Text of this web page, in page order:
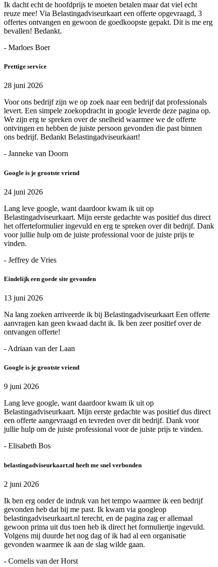
Ik dacht echt de hoofdprijs te moeten betalen maar dat viel echt
reuze mee! Via Belastingadviseurkaart een offerte opgevraagd, 3
offertes ontvangen en gewoon de goedkoopste gepakt. Dit is me erg
bevallen! Bedankt.
- Marloes Boer
Prettige service
28 juni 2026
Voor ons bedrijf zijn we op zoek naar een bedrijf dat professionals
levert. Een simpele zoekopdracht in google leverde deze pagina op.
We zijn erg te spreken over de snelheid waarmee we de offerte
ontvingen en hebben de juiste persoon gevonden die past binnen
ons bedrijf. Bedankt Belastingadviseurkaart!
- Janneke van Doorn
Google is je grootste vriend
24 juni 2026
Lang leve google, want daardoor kwam ik uit op
Belastingadviseurkaart. Mijn eerste gedachte was positief dus direct
het offerteformulier ingevuld en erg te spreken over dit bedrijf. Dank
voor jullie hulp om de juiste professional voor de juiste prijs te
vinden.
- Jeffrey de Vries
Eindelijk een goede site gevonden
13 juni 2026
Na lang zoeken arriveerde ik bij Belastingadviseurkaart Een offerte
aanvragen kan geen kwaad dacht ik. Ik ben zeer positief over de
ontvangen offerte!
- Adriaan van der Laan
Google is je grootste vriend
9 juni 2026
Lang leve google, want daardoor kwam ik uit op
Belastingadviseurkaart. Mijn eerste gedachte was positief dus direct
een offerte aangevraagd en tevreden over dit bedrijf. Dank voor
jullie hulp om de juiste professional voor de juiste prijs te vinden.
- Elisabeth Bos
belastingadviseurkaart.nl heeft me snel verbonden
2 juni 2026
Ik ben erg onder de indruk van het tempo waarmee ik een bedrijf
gevonden heb dat bij me past. Ik kwam via googleop
belastingadviseurkaart.nl terecht, en de pagina zag er allemaal
gewoon prima uit dus toen heb ik direct het formuliertje ingevuld.
Volgens mij duurde het nog dag of ik had al een organisatie
gevonden waarmee ik aan de slag wilde gaan.
- Cornelis van der Horst